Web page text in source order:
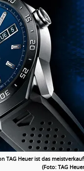
TAG Heuer ist das
(Foto: TAG